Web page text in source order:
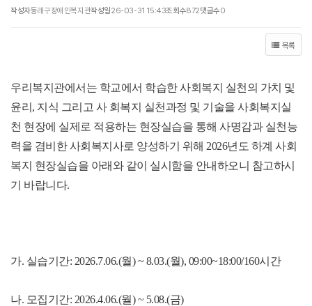
작성자동래구장애인복지관작성일26-03-31 15:43조회수872댓글수0
목록
우리복지관에서는 학교에서 학습한 사회복지 실천의 가치 및
윤리, 지식 그리고 사 회복지 실천과정 및 기술을 사회복지실
천 현장에 실제로 적용하는 현장실습을 통해 사명감과 실천능
력을 겸비한 사회복지사로 양성하기 위해 2026년도 하계 사회
복지 현장실습을 아래와 같이 실시함을 안내하오니 참고하시
기 바랍니다.
가. 실습기간: 2026.7.06.(월) ~ 8.03.(월), 09:00~18:00/160시간
나. 모집기간: 2026.4.06.(월) ~ 5.08.(금)